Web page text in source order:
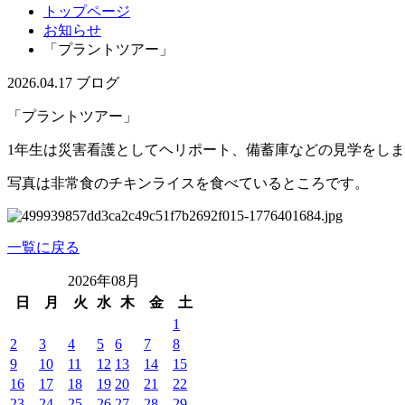
トップページ
お知らせ
「プラントツアー」
2026.04.17 ブログ
「プラントツアー」
1年生は災害看護としてヘリポート、備蓄庫などの見学をし
写真は非常食のチキンライスを食べているところです。
一覧に戻る
2026年08月
日
月 火 水 木 金
土
1
2
3 4 5 6 7
8
9
10 11 12 13 14
15
16
17 18 19 20 21
22